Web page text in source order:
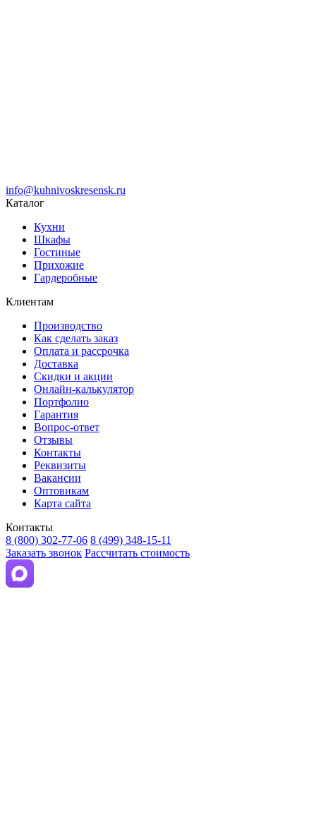
info@kuhnivoskresensk.ru
Каталог
Кухни
Шкафы
Гостиные
Прихожие
Гардеробные
Клиентам
Производство
Как сделать заказ
Оплата и рассрочка
Доставка
Скидки и акции
Онлайн-калькулятор
Портфолио
Гарантия
Вопрос-ответ
Отзывы
Контакты
Реквизиты
Вакансии
Оптовикам
Карта сайта
Контакты
8 (800) 302-77-06 8 (499) 348-15-11
Заказать звонок Рассчитать стоимость